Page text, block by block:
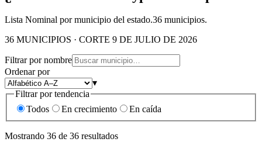
Lista Nominal por municipio del estado.36 municipios.
36 MUNICIPIOS · CORTE 9 DE JULIO DE 2026
Filtrar por nombre
Ordenar por
▾
Filtrar por tendencia
Todos
En crecimiento En caída
Mostrando 36 de 36 resultados